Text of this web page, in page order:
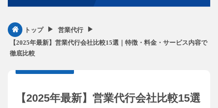
トップ ▶︎ 営業代行 ▶︎
【2025年最新】営業代行会社比較15選｜特徴・料金・サービス内容で
徹底比較
【2025年最新】営業代行会社比較15選